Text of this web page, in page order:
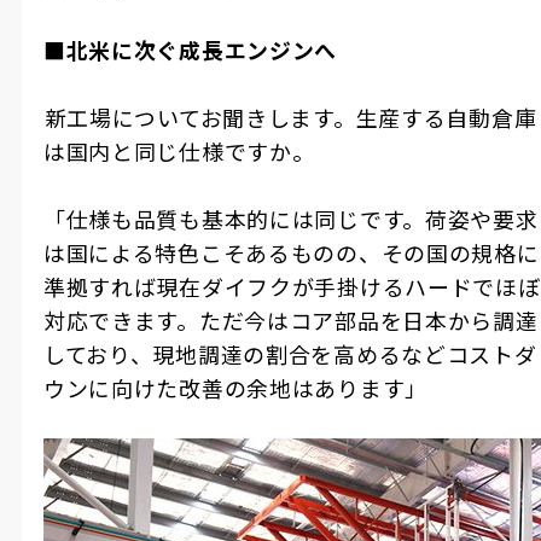
■北米に次ぐ成長エンジンへ
――新工場についてお聞きします。生産する自動倉庫
は国内と同じ仕様ですか。
「仕様も品質も基本的には同じです。荷姿や要求
は国による特色こそあるものの、その国の規格に
準拠すれば現在ダイフクが手掛けるハードでほぼ
対応できます。ただ今はコア部品を日本から調達
しており、現地調達の割合を高めるなどコストダ
ウンに向けた改善の余地はあります」